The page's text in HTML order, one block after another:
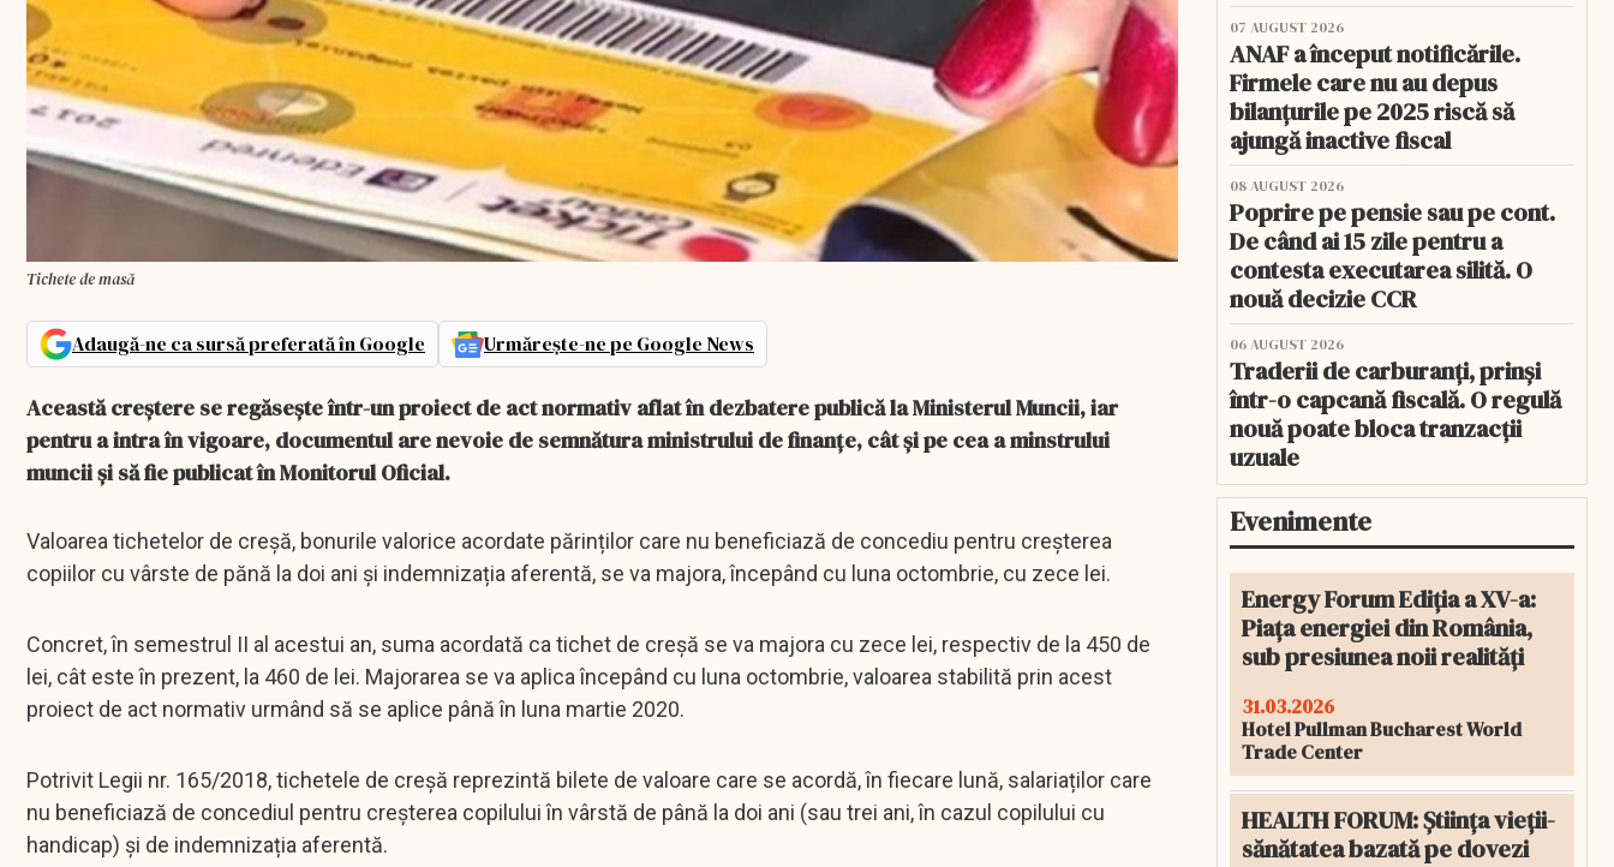
Tichete de masă
Adaugă-ne ca sursă preferată în Google Urmărește-ne pe Google News
Această creștere se regăsește într-un proiect de act normativ aflat în dezbatere publică la Ministerul Muncii, iar
pentru a intra în vigoare, documentul are nevoie de semnătura ministrului de finanțe, cât și pe cea a minstrului
muncii și să fie publicat în Monitorul Oficial.
Valoarea tichetelor de creșă, bonurile valorice acordate părinților care nu beneficiază de concediu pentru creșterea
copiilor cu vârste de pănă la doi ani și indemnizația aferentă, se va majora, începând cu luna octombrie, cu zece lei.
Concret, în semestrul II al acestui an, suma acordată ca tichet de creșă se va majora cu zece lei, respectiv de la 450 de
lei, cât este în prezent, la 460 de lei. Majorarea se va aplica începând cu luna octombrie, valoarea stabilită prin acest
proiect de act normativ urmând să se aplice până în luna martie 2020.
Potrivit Legii nr. 165/2018, tichetele de creșă reprezintă bilete de valoare care se acordă, în fiecare lună, salariaților care
nu beneficiază de concediul pentru creșterea copilului în vârstă de până la doi ani (sau trei ani, în cazul copilului cu
handicap) și de indemnizația aferentă.
07 AUGUST 2026
ANAF a început notificările.
Firmele care nu au depus
bilanțurile pe 2025 riscă să
ajungă inactive fiscal
08 AUGUST 2026
Poprire pe pensie sau pe cont.
De când ai 15 zile pentru a
contesta executarea silită. O
nouă decizie CCR
06 AUGUST 2026
Traderii de carburanți, prinși
într-o capcană fiscală. O regulă
nouă poate bloca tranzacții
uzuale
Evenimente
Energy Forum Ediția a XV-a:
Piața energiei din România,
sub presiunea noii realități
31.03.2026
Hotel Pullman Bucharest World
Trade Center
HEALTH FORUM: Știința vieții-
sănătatea bazată pe dovezi